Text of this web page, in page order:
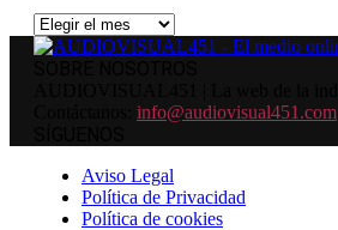
Archivos
info@audiovisual451.com
Aviso Legal
Política de Privacidad
Política de cookies